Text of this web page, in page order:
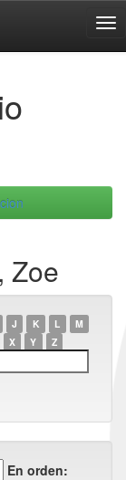
Zoe
J K L
M
X Y Z
En orden: